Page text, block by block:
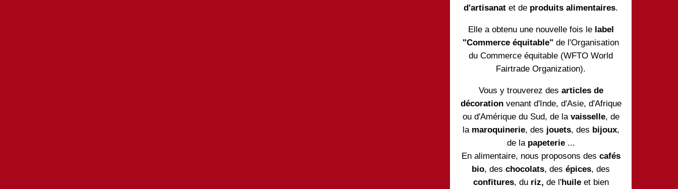
d'artisanat et de produits alimentaires.
Elle a obtenu une nouvelle fois lelabel
"Commerce équitable" de l'Organisation
du Commerce équitable (WFTO World
Fairtrade Organization).
Vous y trouverez des articles de
décorationvenant d'Inde, d'Asie, d'Afrique
ou d'Amérique du Sud, de la vaisselle, de
la maroquinerie, des jouets, des bijoux,
de la papeterie...
En alimentaire, nous proposons des cafés
bio, des chocolats, des épices, des
confitures, duriz, de l'huileet bien